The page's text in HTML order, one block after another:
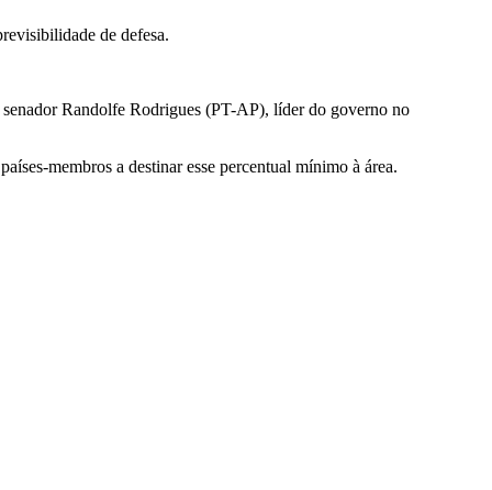
de defesa.
Randolfe Rodrigues (PT-AP), líder do governo no
membros a destinar esse percentual mínimo à área.